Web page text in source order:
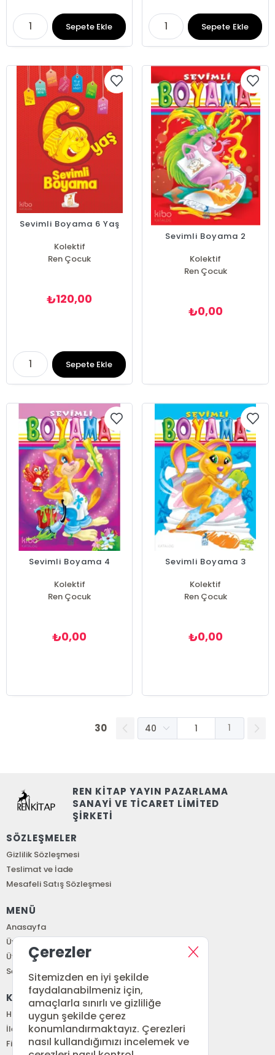
Sepete Ekle Sepete Ekle
Sevimli Boyama 6 Yaş
Kolektif
Ren Çocuk
₺120,00
Sepete Ekle
Sevimli Boyama 2
Kolektif
Ren Çocuk
₺0,00
Sevimli Boyama 4
Kolektif
Ren Çocuk
₺0,00
Sevimli Boyama 3
Kolektif
Ren Çocuk
₺0,00
30 1
REN KİTAP YAYIN PAZARLAMA
SANAYİ VE TİCARET LİMİTED
ŞİRKETİ
SÖZLEŞMELER
Gizlilik Sözleşmesi
Teslimat ve İade
Mesafeli Satış Sözleşmesi
MENÜ
Anasayfa
Üye Girişi
Üye Ol
Sepetim
KURUMSAL
Hakkımızda
İletişim
Fiyat Listesi
Çerezler
Sitemizden en iyi şekilde
faydalanabilmeniz için,
amaçlarla sınırlı ve gizliliğe
uygun şekilde çerez
konumlandırmaktayız. Çerezleri
nasıl kullandığımızı incelemek ve